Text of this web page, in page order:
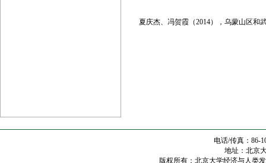
夏庆杰、冯贺霞（2014），乌蒙山区和
电话/传真：86-
地址：北京
版权所有：北京大学经济与人类